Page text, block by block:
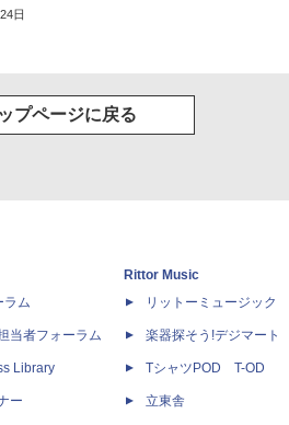
日
ップページに戻る
ラム
当者フォーラム
Library
ー
Rittor Music
リットーミュージック
楽器探そう!デジマート
TシャツPOD T-OD
立東舎